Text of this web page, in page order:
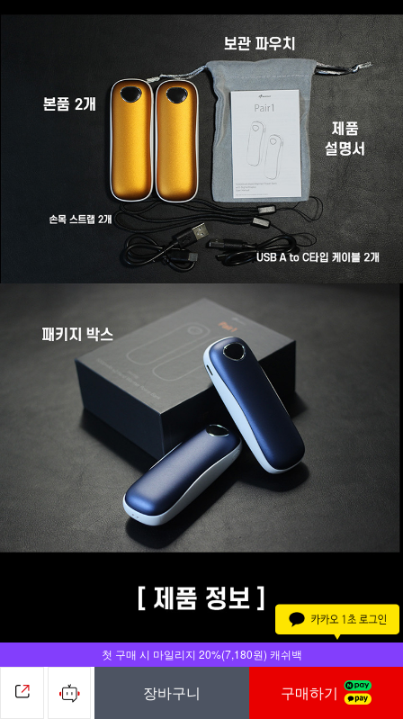
첫 구매 시 마일리지 20%(7,180원) 캐쉬백
장바구니 구매하기